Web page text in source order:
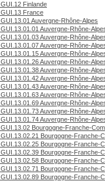
GUI.12 Finlande
GUI.13 France
GUI.13.01 Auvergne-Rhône-Alpes
GUI.13.01.01 Auvergne-Rhône-
GUI.13.01.03 Auvergne-Rhône-
GUI.13.01.07 Auvergne-Rhône-
GUI.13.01.15 Auvergne-Rhône-
GUI.13.01.26 Auvergne-Rhône-
GUI.13.01.38 Auvergne-Rhône-
GUI.13.01.42 Auvergne-Rhône-
GUI.13.01.43 Auvergne-Rhône-
GUI.13.01.63 Auvergne-Rhône-
GUI.13.01.69 Auvergne-Rhône-
GUI.13.01.73 Auvergne-Rhône-
GUI.13.01.74 Auvergne-Rhône-
GUI.13.02 Bourgogne-Franche-
GUI.13.02.21 Bourgogne-Franche-
GUI.13.02.25 Bourgogne-Franche-
GUI.13.02.39 Bourgogne-Franche-
GUI.13.02.58 Bourgogne-Franche-
GUI.13.02.71 Bourgogne-Franche-
GUI.13.02.89 Bourgogne-Franche-